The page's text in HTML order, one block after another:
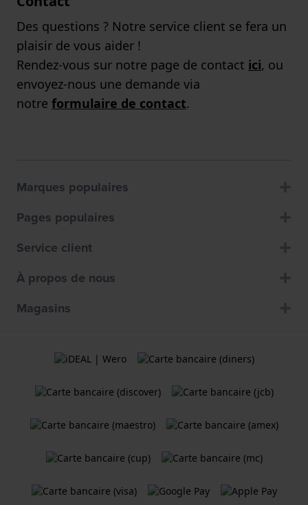
Des questions ? Notre service client se fera un
plaisir de vous aider !
Rendez-vous sur notre page de contact ici, ou
envoyez-nous une demande via
notre formulaire de contact.
Marques populaires
Pages populaires
Service client
À propos de nous
Magasins